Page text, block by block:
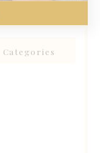
Categories